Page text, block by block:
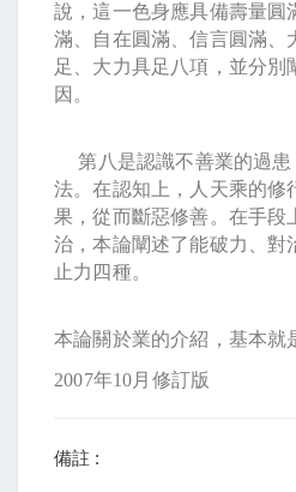
說，這一色身應具備壽量圓
滿、自在圓滿、信言圓滿、
足、大力具足八項，並分別
因。
第八是認識不善業的過患
法。在認知上，人天乘的修
果，從而斷惡修善。在手段
治，本論闡述了能破力、對
止力四種。
本論關於業的介紹，基本就
2007年10月修訂版
備註 :